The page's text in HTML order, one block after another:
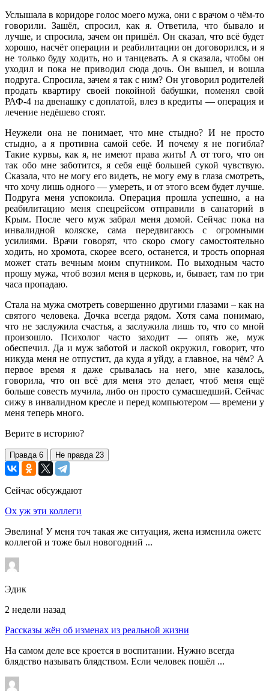
Услышала в коридоре голос моего мужа, они с врачом о чём-то
говорили. Зашёл, спросил, как я. Ответила, что бывало и
лучше, и спросила, зачем он пришёл. Он сказал, что всё будет
хорошо, насчёт операции и реабилитации он договорился, и я
не только буду ходить, но и танцевать. А я сказала, чтобы он
уходил и пока не приводил сюда дочь. Он вышел, и вошла
подруга. Спросила, зачем я так с ним? Он уговорил родителей
продать квартиру своей покойной бабушки, поменял свой
РАФ-4 на двенашку с доплатой, влез в кредиты — операция и
лечение недёшево стоят.
Неужели она не понимает, что мне стыдно? И не просто
стыдно, а я противна самой себе. И почему я не погибла?
Такие курвы, как я, не имеют права жить! А от того, что он
так обо мне заботится, я себя ещё большей сукой чувствую.
Сказала, что не могу его видеть, не могу ему в глаза смотреть,
что хочу лишь одного — умереть, и от этого всем будет лучше.
Подруга меня успокоила. Операция прошла успешно, а на
реабилитацию меня спецрейсом отправили в санаторий в
Крым. После чего муж забрал меня домой. Сейчас пока на
инвалидной коляске, сама передвигаюсь с огромными
усилиями. Врачи говорят, что скоро смогу самостоятельно
ходить, но хромота, скорее всего, останется, и трость опорная
может стать вечным моим спутником. По выходным часто
прошу мужа, чтоб возил меня в церковь, и, бывает, там по три
часа пропадаю.
Стала на мужа смотреть совершенно другими глазами – как на
святого человека. Дочка всегда рядом. Хотя сама понимаю,
что не заслужила счастья, а заслужила лишь то, что со мной
произошло. Психолог часто заходит — опять же, муж
обеспечил. Да и муж заботой и лаской окружил, говорит, что
никуда меня не отпустит, да куда я уйду, а главное, на чём? А
первое время я даже срывалась на него, мне казалось,
говорила, что он всё для меня это делает, чтоб меня ещё
больше совесть мучила, либо он просто сумасшедший. Сейчас
сижу в инвалидном кресле и перед компьютером — времени у
меня теперь много.
Верите в историю?
Правда 6 Не правда 23
Сейчас обсуждают
Ох уж эти коллеги
Эвелина! У меня точ такая же ситуация, жена изменила ожетс
коллегой и тоже был новогодний ...
Эдик
2 недели назад
Рассказы жён об изменах из реальной жизни
На самом деле все кроется в воспитании. Нужно всегда
блядство называть блядством. Если человек пошёл ...